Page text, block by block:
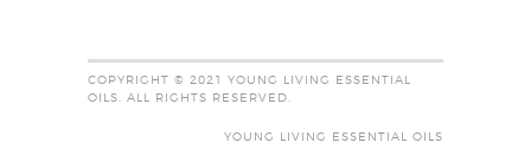
COPYRIGHT © 2021 YOUNG LIVING ESSENTIAL
OILS. ALL RIGHTS RESERVED.
YOUNG LIVING ESSENTIAL OILS